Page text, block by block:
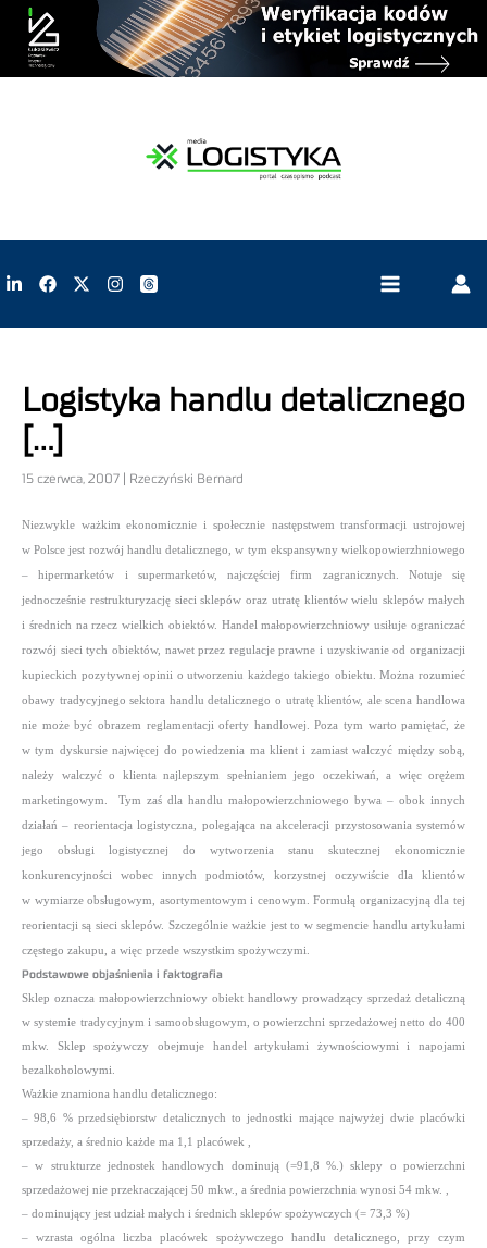
Logistyka handlu detalicznego
[…]
15 czerwca, 2007 | Rzeczyński Bernard
Niezwykle ważkim ekonomicznie i społecznie następstwem transformacji ustrojowej
w Polsce jest rozwój handlu detalicznego, w tym ekspansywny wielkopowierzhniowego
– hipermarketów i supermarketów, najczęściej firm zagranicznych. Notuje się
jednocześnie restrukturyzację sieci sklepów oraz utratę klientów wielu sklepów małych
i średnich na rzecz wielkich obiektów. Handel małopowierzchniowy usiłuje ograniczać
rozwój sieci tych obiektów, nawet przez regulacje prawne i uzyskiwanie od organizacji
kupieckich pozytywnej opinii o utworzeniu każdego takiego obiektu. Można rozumieć
obawy tradycyjnego sektora handlu detalicznego o utratę klientów, ale scena handlowa
nie może być obrazem reglamentacji oferty handlowej. Poza tym warto pamiętać, że
w tym dyskursie najwięcej do powiedzenia ma klient i zamiast walczyć między sobą,
należy walczyć o klienta najlepszym spełnianiem jego oczekiwań, a więc orężem
marketingowym. Tym zaś dla handlu małopowierzchniowego bywa – obok innych
działań – reorientacja logistyczna, polegająca na akceleracji przystosowania systemów
jego obsługi logistycznej do wytworzenia stanu skutecznej ekonomicznie
konkurencyjności wobec innych podmiotów, korzystnej oczywiście dla klientów
w wymiarze obsługowym, asortymentowym i cenowym. Formułą organizacyjną dla tej
reorientacji są sieci sklepów. Szczególnie ważkie jest to w segmencie handlu artykułami
częstego zakupu, a więc przede wszystkim spożywczymi.
Podstawowe objaśnienia i faktografia
Sklep oznacza małopowierzchniowy obiekt handlowy prowadzący sprzedaż detaliczną
w systemie tradycyjnym i samoobsługowym, o powierzchni sprzedażowej netto do 400
mkw. Sklep spożywczy obejmuje handel artykułami żywnościowymi i napojami
bezalkoholowymi.
Ważkie znamiona handlu detalicznego:
– 98,6 % przedsiębiorstw detalicznych to jednostki mające najwyżej dwie placówki
sprzedaży, a średnio każde ma 1,1 placówek ,
– w strukturze jednostek handlowych dominują (=91,8 %.) sklepy o powierzchni
sprzedażowej nie przekraczającej 50 mkw., a średnia powierzchnia wynosi 54 mkw. ,
– dominujący jest udział małych i średnich sklepów spożywczych (= 73,3 %)
– wzrasta ogólna liczba placówek spożywczego handlu detalicznego, przy czym